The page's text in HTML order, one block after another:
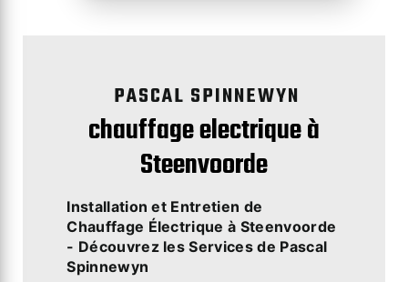
PASCAL SPINNEWYN
chauffage electrique à
Steenvoorde
Installation et Entretien de
Chauffage Électrique à Steenvoorde
- Découvrez les Services de Pascal
Spinnewyn